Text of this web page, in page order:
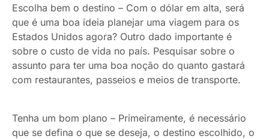
Escolha bem o destino – Com o dólar em alta, será
que é uma boa ideia planejar uma viagem para os
Estados Unidos agora? Outro dado importante é
sobre o custo de vida no país. Pesquisar sobre o
assunto para ter uma boa noção do quanto gastará
com restaurantes, passeios e meios de transporte.
Tenha um bom plano – Primeiramente, é necessário
que se defina o que se deseja, o destino escolhido, o